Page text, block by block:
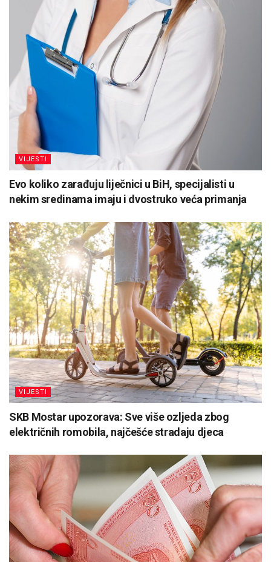
VIJESTI
Evo koliko zarađuju liječnici u BiH, specijalisti u
nekim sredinama imaju i dvostruko veća primanja
VIJESTI
SKB Mostar upozorava: Sve više ozljeda zbog
električnih romobila, najčešće stradaju djeca